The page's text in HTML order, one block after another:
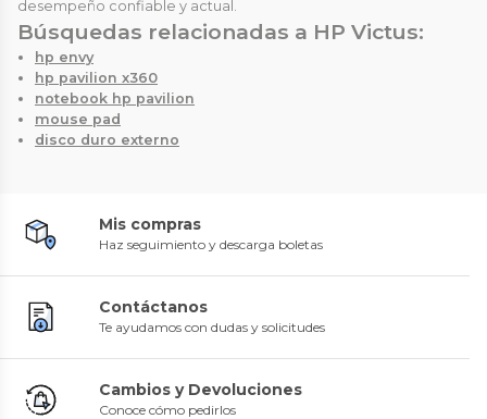
desempeño confiable y actual.
Búsquedas relacionadas a HP Victus:
hp envy
hp pavilion x360
notebook hp pavilion
mouse pad
disco duro externo
Mis compras
Haz seguimiento y descarga boletas
Contáctanos
Te ayudamos con dudas y solicitudes
Cambios y Devoluciones
Conoce cómo pedirlos